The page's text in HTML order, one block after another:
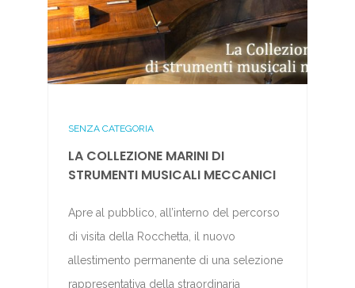
SENZA CATEGORIA
LA COLLEZIONE MARINI DI
STRUMENTI MUSICALI MECCANICI
Apre al pubblico, all’interno del percorso
di visita della Rocchetta, il nuovo
allestimento permanente di una selezione
rappresentativa della straordinaria